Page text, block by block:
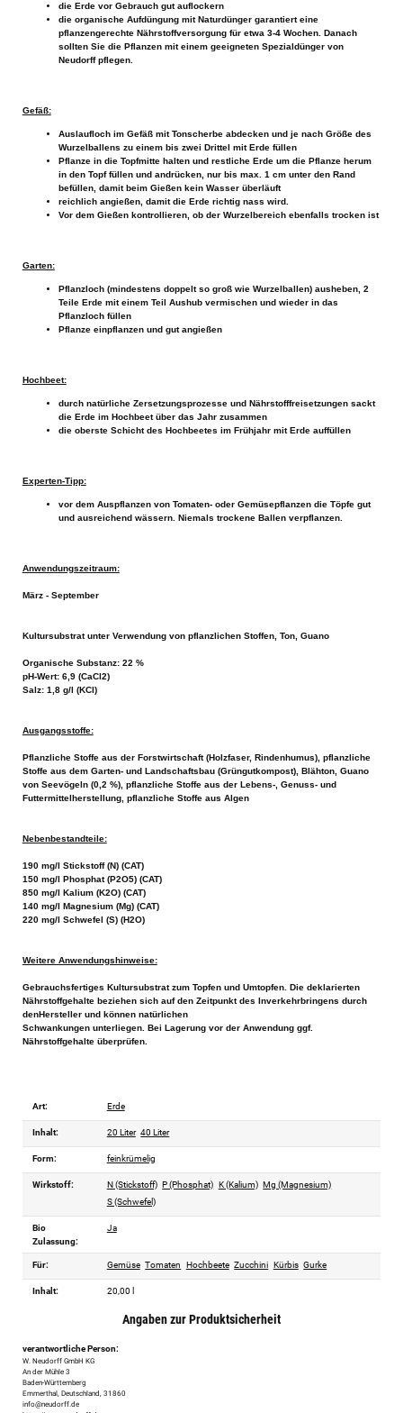
die Erde vor Gebrauch gut auflockern
die organische Aufdüngung mit Naturdünger garantiert eine
pflanzengerechte Nährstoffversorgung für etwa 3-4 Wochen. Danach
sollten Sie die Pflanzen mit einem geeigneten Spezialdünger von
Neudorff pflegen.
Gefäß:
Auslaufloch im Gefäß mit Tonscherbe abdecken und je nach Größe des
Wurzelballens zu einem bis zwei Drittel mit Erde füllen
Pflanze in die Topfmitte halten und restliche Erde um die Pflanze herum
in den Topf füllen und andrücken, nur bis max. 1 cm unter den Rand
befüllen, damit beim Gießen kein Wasser überläuft
reichlich angießen, damit die Erde richtig nass wird.
Vor dem Gießen kontrollieren, ob der Wurzelbereich ebenfalls trocken ist
Garten:
Pflanzloch (mindestens doppelt so groß wie Wurzelballen) ausheben, 2
Teile Erde mit einem Teil Aushub vermischen und wieder in das
Pflanzloch füllen
Pflanze einpflanzen und gut angießen
Hochbeet:
durch natürliche Zersetzungsprozesse und Nährstofffreisetzungen sackt
die Erde im Hochbeet über das Jahr zusammen
die oberste Schicht des Hochbeetes im Frühjahr mit Erde auffüllen
Experten-Tipp:
vor dem Auspflanzen von Tomaten- oder Gemüsepflanzen die Töpfe gut
und ausreichend wässern. Niemals trockene Ballen verpflanzen.
Anwendungszeitraum:
März - September
Kultursubstrat unter Verwendung von pflanzlichen Stoffen, Ton, Guano
Organische Substanz: 22 %
pH-Wert: 6,9 (CaCl2)
Salz: 1,8 g/l (KCl)
Ausgangsstoffe:
Pflanzliche Stoffe aus der Forstwirtschaft (Holzfaser, Rindenhumus), pflanzliche
Stoffe aus dem Garten- und Landschaftsbau (Grüngutkompost), Blähton, Guano
von Seevögeln (0,2 %), pflanzliche Stoffe aus der Lebens-, Genuss- und
Futtermittelherstellung, pflanzliche Stoffe aus Algen
Nebenbestandteile:
190 mg/l Stickstoff (N) (CAT)
150 mg/l Phosphat (P2O5) (CAT)
850 mg/l Kalium (K2O) (CAT)
140 mg/l Magnesium (Mg) (CAT)
220 mg/l Schwefel (S) (H2O)
Weitere Anwendungshinweise:
Gebrauchsfertiges Kultursubstrat zum Topfen und Umtopfen. Die deklarierten
Nährstoffgehalte beziehen sich auf den Zeitpunkt des Inverkehrbringens durch
denHersteller und können natürlichen
Schwankungen unterliegen. Bei Lagerung vor der Anwendung ggf.
Nährstoffgehalte überprüfen.
Art: Erde
Inhalt: 20 Liter 40 Liter
Form: feinkrümelig
Wirkstoff: N (Stickstoff) P (Phosphat) K (Kalium) Mg (Magnesium)
S (Schwefel)
Bio
Zulassung:
Ja
Für: Gemüse Tomaten Hochbeete Zucchini Kürbis Gurke
Inhalt: 20,00 l
Angaben zur Produktsicherheit
verantwortliche Person:
W. Neudorff GmbH KG
An der Mühle 3
Baden-Württemberg
Emmerthal, Deutschland, 31860
info@neudorff.de